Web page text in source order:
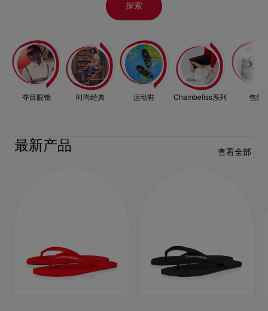
探索
夺目眼镜 时尚经典 运动鞋 Chambeliss系列 包袋
最新产品 查看全部